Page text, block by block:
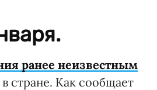
ранее неизвестным
стране. Как сообщает